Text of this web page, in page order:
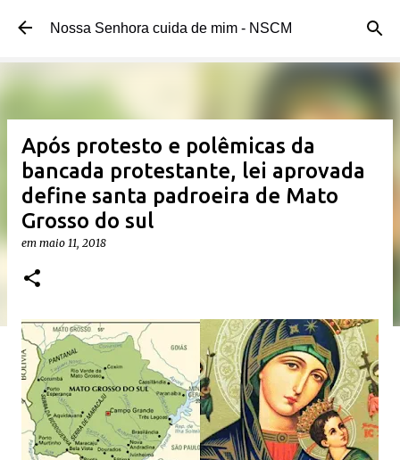
Pular para o conteúdo principal
Nossa Senhora cuida de mim - NSCM
Após protesto e polêmicas da
bancada protestante, lei aprovada
define santa padroeira de Mato
Grosso do sul
em maio 11, 2018